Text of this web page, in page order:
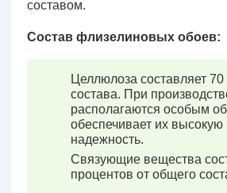
составом.
Состав флизелиновых обоев:
Целлюлоза составляет
состава. При
располагаются особым
обеспечивает их высокую
надежность.
Связующие вещества
процентов от общего